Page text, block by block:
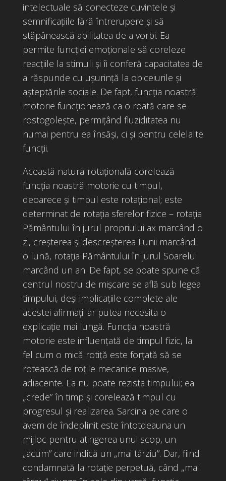
intelectuale să conecteze cuvintele și
semnificațiile fără întrerupere și să
stăpânească abilitatea de a vorbi. Ea
permite funcției emoționale să coreleze
reacțiile la stimuli și îi conferă capacitatea de
a răspunde cu ușurință la obiceiurile și
așteptările sociale. De fapt, funcția noastră
motorie funcționează ca o roată care se
rostogoleşte, permițând fluziditatea nu
numai pentru ea însăși, ci și pentru celelalte
funcții.
Această natură rotaţională corelează
funcția noastră motorie cu timpul,
deoarece și timpul este rotaţional; este
determinat de rotația sferelor fizice – rotația
Pământului în jurul propriului ax marcând o
zi, creșterea și descreșterea Lunii marcând
o lună, rotaţia Pământului în jurul Soarelui
marcând un an. De fapt, se poate spune că
centrul nostru de mișcare se află sub legea
timpului, deși implicațiile complete ale
acestei afirmații ar putea necesita o
explicație mai lungă. Funcția noastră
motorie este influențată de timpul fizic, la
fel cum o mică rotiță este forțată să se
rotească de roțile mecanice masive,
adiacente. Ea nu poate rezista timpului; ea
„crede” în timp și corelează timpul cu
progresul și realizarea. Sarcina pe care o
avem de îndeplinit este întotdeauna un
mijloc pentru atingerea unui scop, un
„acum” care indică un „mai târziu”. Dar, fiind
condamnată la rotație perpetuă, când „mai